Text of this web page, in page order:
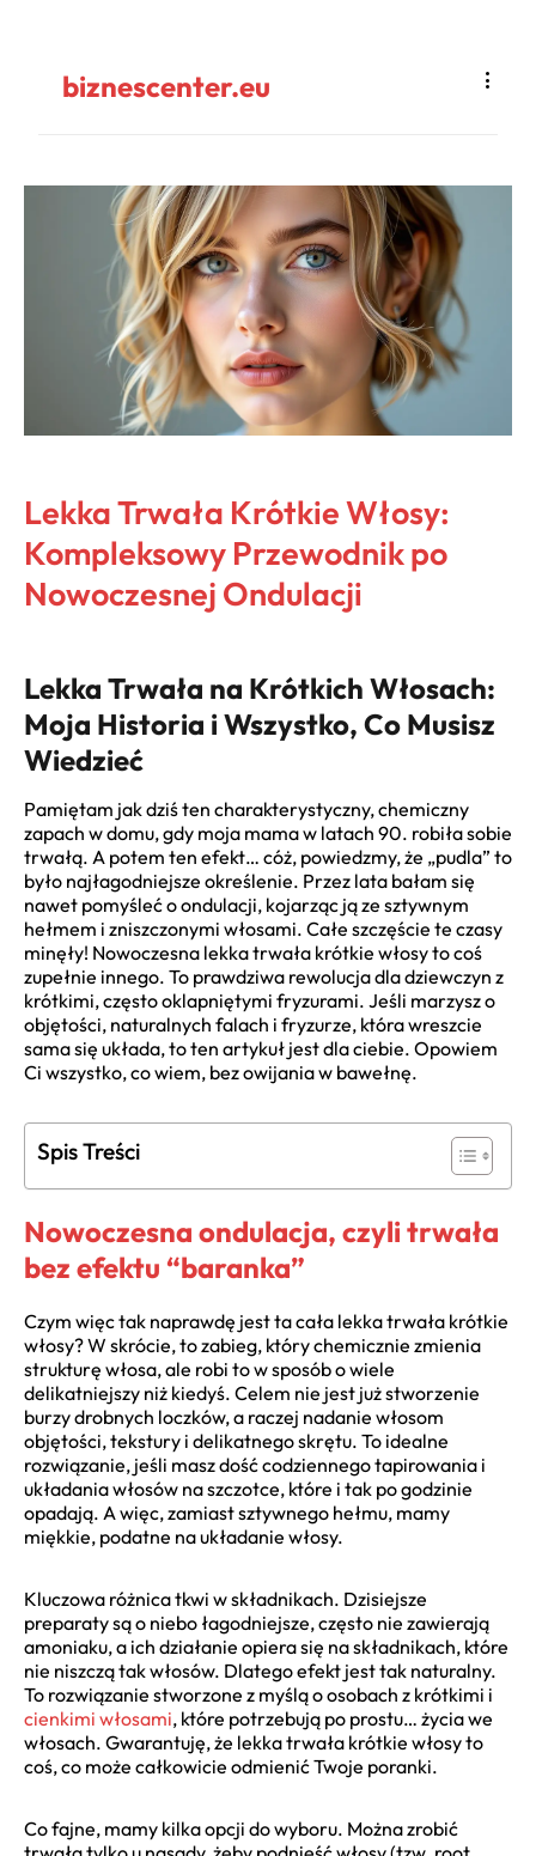
biznescenter.eu
Lekka Trwała Krótkie Włosy:
Kompleksowy Przewodnik po
Nowoczesnej Ondulacji
Lekka Trwała na Krótkich Włosach:
Moja Historia i Wszystko, Co Musisz
Wiedzieć
Pamiętam jak dziś ten charakterystyczny, chemiczny
zapach w domu, gdy moja mama w latach 90. robiła sobie
trwałą. A potem ten efekt… cóż, powiedzmy, że „pudla” to
było najłagodniejsze określenie. Przez lata bałam się
nawet pomyśleć o ondulacji, kojarząc ją ze sztywnym
hełmem i zniszczonymi włosami. Całe szczęście te czasy
minęły! Nowoczesna lekka trwała krótkie włosy to coś
zupełnie innego. To prawdziwa rewolucja dla dziewczyn z
krótkimi, często oklapniętymi fryzurami. Jeśli marzysz o
objętości, naturalnych falach i fryzurze, która wreszcie
sama się układa, to ten artykuł jest dla ciebie. Opowiem
Ci wszystko, co wiem, bez owijania w bawełnę.
Spis Treści
Nowoczesna ondulacja, czyli trwała
bez efektu “baranka”
Czym więc tak naprawdę jest ta cała lekka trwała krótkie
włosy? W skrócie, to zabieg, który chemicznie zmienia
strukturę włosa, ale robi to w sposób o wiele
delikatniejszy niż kiedyś. Celem nie jest już stworzenie
burzy drobnych loczków, a raczej nadanie włosom
objętości, tekstury i delikatnego skrętu. To idealne
rozwiązanie, jeśli masz dość codziennego tapirowania i
układania włosów na szczotce, które i tak po godzinie
opadają. A więc, zamiast sztywnego hełmu, mamy
miękkie, podatne na układanie włosy.
Kluczowa różnica tkwi w składnikach. Dzisiejsze
preparaty są o niebo łagodniejsze, często nie zawierają
amoniaku, a ich działanie opiera się na składnikach, które
nie niszczą tak włosów. Dlatego efekt jest tak naturalny.
To rozwiązanie stworzone z myślą o osobach z krótkimi i
cienkimi włosami, które potrzebują po prostu… życia we
włosach. Gwarantuję, że lekka trwała krótkie włosy to
coś, co może całkowicie odmienić Twoje poranki.
Co fajne, mamy kilka opcji do wyboru. Można zrobić